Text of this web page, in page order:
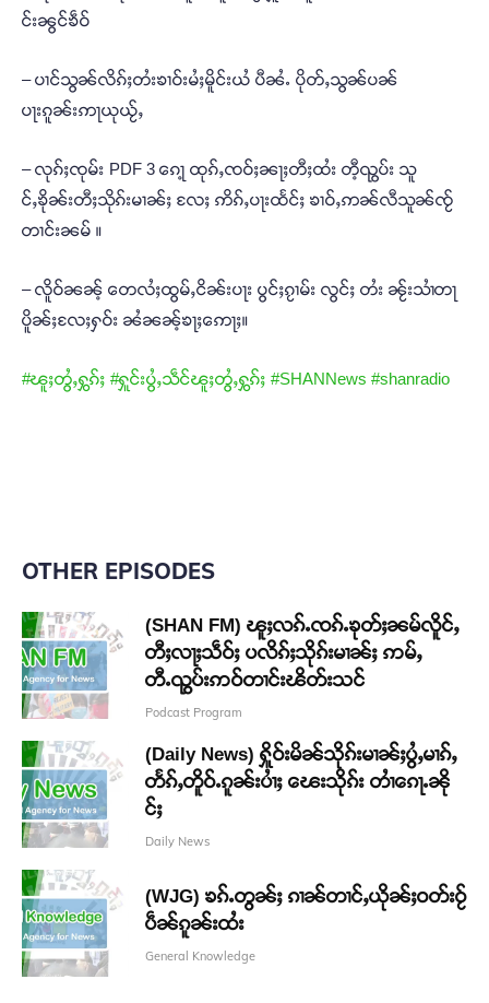
င်းၼွင်ၶဵဝ်
– ပၢင်သွၼ်လိၵ်ႈတႆးၶၢဝ်းမႆႈမိူင်းယႆ ပီၼႆႉ ပိုတ်ႇသွၼ်ပၼ်
ပႃးၵူၼ်းဢႃယုယႂ်ႇ
– လုၵ်ႈၸုမ်း PDF 3 ၵေႃ့ ထုၵ်ႇၸဝ်ႈၼႃႈတီႈထႆး တီ့ၺွပ်း သူ
င်ႇၶိုၼ်းတီႈသိုၵ်းမၢၼ်ႈ လႄႈ ဢိၵ်ႇပႃးထႅင်ႈ ၶၢဝ်ႇဢၼ်လီသူၼ်ၸႂ်
တၢင်းၼမ် ။
– လိူဝ်ၼၼ့် တေလႆႈထွမ်ႇငိၼ်းပႃး ပွင်ႈၵႂၢမ်း လွင်ႈ တႆး ၼႂ်းသၢႆတႃ
ပိူၼ်ႈလႄႈႁဝ်း ၼႆၼၼ့်ၶႃႈဢေႃႈ။
#ၽူႈတွႆႇႁွၵ်ႈ #ႁူင်းပွႆႇသဵင်ၽူႈတွႆႇႁွၵ်ႈ #SHANNews #shanradio
OTHER EPISODES
(SHAN FM) ၽူႈလၵ်ႉၸၵ်ႉၶုတ်ႈၼမ်လိူင်ႇ
တီႈလႃႈသဵဝ်ႈ ပလိၵ်ႈသိုၵ်းမၢၼ်ႈ ဢမ်ႇ
တီႉၺွပ်းဢဝ်တၢင်းၽိတ်းသင်
Podcast Program
(Daily News) ႁိူဝ်းမိၼ်သိုၵ်းမၢၼ်ႈပွႆႇမၢၵ်ႇ
တႅၵ်ႇတိူဝ်ႉၵူၼ်းပၢႆႈ ၽေးသိုၵ်း တၢႆၵေႃႉၼို
င်ႈ
Daily News
(WJG) ၶၵ်ႉတွၼ်ႈ ၵၢၼ်တၢင်ႇယိုၼ်ႈဝတ်းဝႂ်
ပဵၼ်ၵူၼ်းထႆး
General Knowledge